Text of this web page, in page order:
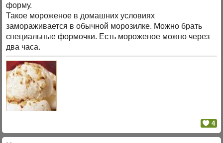
форму.
Такое мороженое в домашних условиях
замораживается в обычной морозилке. Можно брать
специальные формочки. Есть мороженое можно через
два часа.
4